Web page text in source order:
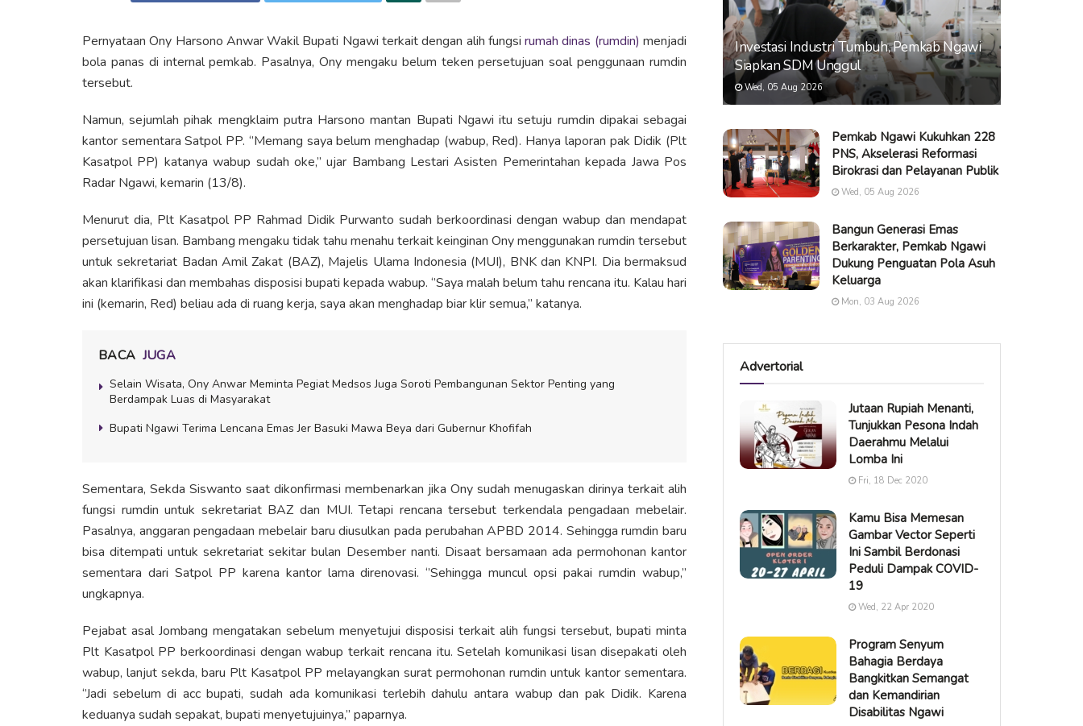
Pernyataan Ony Harsono Anwar Wakil Bupati Ngawi terkait dengan alih fungsirumah dinas (rumdin) menjadi
bola panas di internal pemkab. Pasalnya, Ony mengaku belum teken persetujuan soal penggunaan rumdin
tersebut.
Namun, sejumlah pihak mengklaim putra Harsono mantan Bupati Ngawi itu setuju rumdin dipakai sebagai
kantor sementara Satpol PP. ‘’Memang saya belum menghadap (wabup, Red). Hanya laporan pak Didik (Plt
Kasatpol PP) katanya wabup sudah oke,’’ ujar Bambang Lestari Asisten Pemerintahan kepada Jawa Pos
Radar Ngawi, kemarin (13/8).
Menurut dia, Plt Kasatpol PP Rahmad Didik Purwanto sudah berkoordinasi dengan wabup dan mendapat
persetujuan lisan. Bambang mengaku tidak tahu menahu terkait keinginan Ony menggunakan rumdin tersebut
untuk sekretariat Badan Amil Zakat (BAZ), Majelis Ulama Indonesia (MUI), BNK dan KNPI. Dia bermaksud
akan klarifikasi dan membahas disposisi bupati kepada wabup. ‘’Saya malah belum tahu rencana itu. Kalau hari
ini (kemarin, Red) beliau ada di ruang kerja, saya akan menghadap biar klir semua,’’ katanya.
BACA JUGA
Selain Wisata, Ony Anwar Meminta Pegiat Medsos Juga Soroti Pembangunan Sektor Penting yang
Berdampak Luas di Masyarakat
Bupati Ngawi Terima Lencana Emas Jer Basuki Mawa Beya dari Gubernur Khofifah
Sementara, Sekda Siswanto saat dikonfirmasi membenarkan jika Ony sudah menugaskan dirinya terkait alih
fungsi rumdin untuk sekretariat BAZ dan MUI. Tetapi rencana tersebut terkendala pengadaan mebelair.
Pasalnya, anggaran pengadaan mebelair baru diusulkan pada perubahan APBD 2014. Sehingga rumdin baru
bisa ditempati untuk sekretariat sekitar bulan Desember nanti. Disaat bersamaan ada permohonan kantor
sementara dari Satpol PP karena kantor lama direnovasi. ‘’Sehingga muncul opsi pakai rumdin wabup,’’
ungkapnya.
Pejabat asal Jombang mengatakan sebelum menyetujui disposisi terkait alih fungsi tersebut, bupati minta
Plt Kasatpol PP berkoordinasi dengan wabup terkait rencana itu. Setelah komunikasi lisan disepakati oleh
wabup, lanjut sekda, baru Plt Kasatpol PP melayangkan surat permohonan rumdin untuk kantor sementara.
‘’Jadi sebelum di acc bupati, sudah ada komunikasi terlebih dahulu antara wabup dan pak Didik. Karena
keduanya sudah sepakat, bupati menyetujuinya,’’ paparnya.
Investasi Industri Tumbuh, Pemkab Ngawi
Siapkan SDM Unggul
Wed, 05 Aug 2026
Pemkab Ngawi Kukuhkan 228
PNS, Akselerasi Reformasi
Birokrasi dan Pelayanan Publik
Wed, 05 Aug 2026
Bangun Generasi Emas
Berkarakter, Pemkab Ngawi
Dukung Penguatan Pola Asuh
Keluarga
Mon, 03 Aug 2026
Advertorial
Jutaan Rupiah Menanti,
Tunjukkan Pesona Indah
Daerahmu Melalui
Lomba Ini
Fri, 18 Dec 2020
Kamu Bisa Memesan
Gambar Vector Seperti
Ini Sambil Berdonasi
Peduli Dampak COVID-
19
Wed, 22 Apr 2020
Program Senyum
Bahagia Berdaya
Bangkitkan Semangat
dan Kemandirian
Disabilitas Ngawi